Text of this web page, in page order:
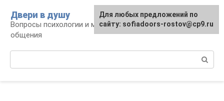
контенту
Двери в душу
Вопросы психологии и межличностного
общения
Для любых предложений по
сайту: sofiadoors-rostov@cp9.ru